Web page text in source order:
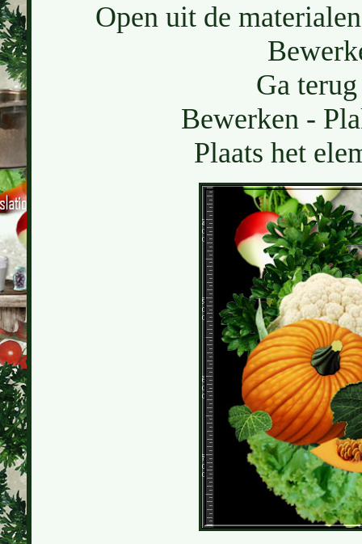
Open uit de
Ga
Bewerken -
Plaats het